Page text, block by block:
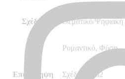
Σχέδιο Θεματικό/
Στυλ Ρομαντικό, Φύση
Επανάληψη Σχέδιο 64/32